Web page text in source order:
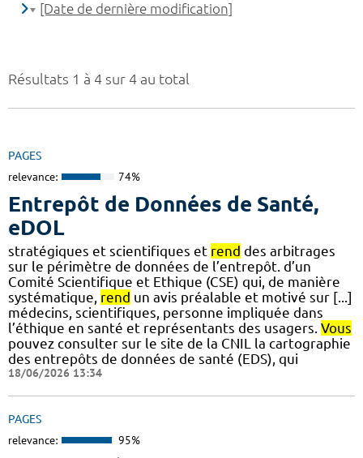
Résultats 1 à 4 sur 4 au total
PAGES
relevance: 74%
Entrepôt de Données de Santé,
eDOL
stratégiques et scientifiques et rend des arbitrages
sur le périmètre de données de l’entrepôt. d’un
Comité Scientifique et Ethique (CSE) qui, de manière
systématique, rend un avis préalable et motivé sur [...]
médecins, scientifiques, personne impliquée dans
l’éthique en santé et représentants des usagers. Vous
pouvez consulter sur le site de la CNIL la cartographie
des entrepôts de données de santé (EDS), qui
18/06/2026 13:34
PAGES
relevance: 95%
[Date de dernière modification]